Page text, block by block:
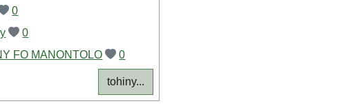
0
0
FO MANONTOLO
0
tohiny...